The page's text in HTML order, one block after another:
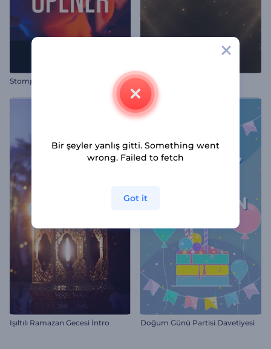
Stomp Yazılar Giriş Videosu Ödül Adayı Tanıtım Kiti
Işıltılı Ramazan Gecesi İntro Doğum Günü Partisi Davetiyesi
Bir şeyler yanlış gitti. Something went
wrong. Failed to fetch
Got it